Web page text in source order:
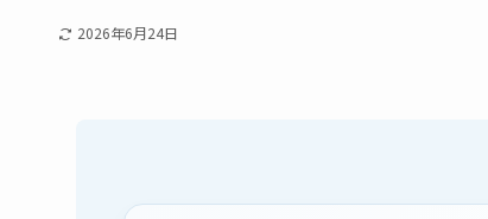
2026年6月24日